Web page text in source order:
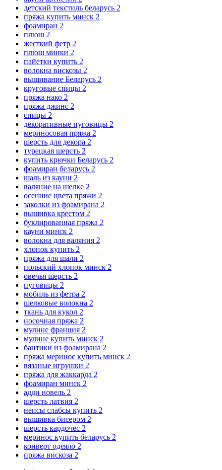
детский текстиль беларусь 2
пряжа купить минск 2
фоамиран 2
плюш 2
жесткий фетр 2
плюш минки 2
пайетки купить 2
волокна вискозы 2
вышивание Беларусь 2
круговые спицы 2
пряжа нако 2
пряжа джинс 2
спицы 2
декоративные пуговицы 2
мериносовая пряжа 2
шерсть для декора 2
турецкая шерсть 2
купить крючки Беларусь 2
фоамиран беларусь 2
шаль из кауни 2
валяние на шелке 2
осенние цвета пряжи 2
заколки из фоамирана 2
вышивка крестом 2
буклированная пряжа 2
кауни минск 2
волокна для валяния 2
хлопок купить 2
пряжа для шали 2
польский хлопок минск 2
овечья шерсть 2
пуговицы 2
мобиль из фетра 2
шелковые волокна 2
ткань для кукол 2
носочная пряжа 2
мулине франция 2
мулине купить минск 2
бантики из фоамирана 2
пряжа меринос купить минск 2
вязаные игрушки 2
пряжа для жаккарда 2
фоамиран минск 2
адди новель 2
шерсть латвия 2
непсы слабсы купить 2
вышивка бисером 2
шерсть кардочес 2
меринос купить беларусь 2
конверт одеяло 2
пряжа вискоза 2